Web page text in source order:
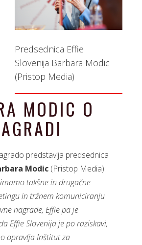
Predsednica Effie
Slovenija Barbara Modic
(Pristop Media)
MODIC O
predstavlja predsednica
Modic (Pristop Media):
takšne in drugačne
in tržnem komuniciranju
nagrade, Effie pa je
Effie Slovenija je po raziskavi,
opravlja Inštitut za